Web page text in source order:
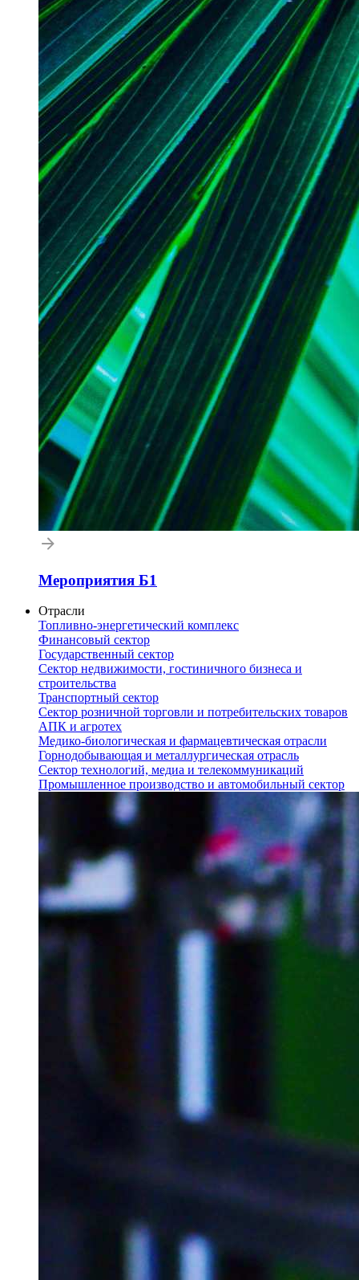
Мероприятия Б1
Отрасли
Топливно-энергетический комплекс
Финансовый сектор
Государственный сектор
Сектор недвижимости, гостиничного бизнеса и
строительства
Транспортный сектор
Сектор розничной торговли и потребительских товаров
АПК и агротех
Медико-биологическая и фармацевтическая отрасли
Горнодобывающая и металлургическая отрасль
Сектор технологий, медиа и телекоммуникаций
Промышленное производство и автомобильный сектор